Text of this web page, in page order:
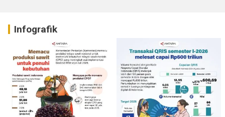
Infografik